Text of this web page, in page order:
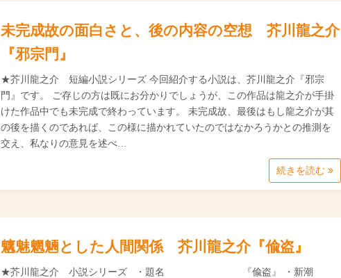
未完成故の面白さと、後の内容の空想 芥川龍之介
『邪宗門』
★芥川龍之介 短編小説シリーズ 今回紹介する小説は、芥川龍之介『邪宗
門』です。 ご存じの方は既にお分かりでしょうが、この作品は龍之介が手掛
けた作品中でも未完成で終わっています。 未完成故、最後はもし龍之介が其
の後を描くのであれば、この様に描かれていたのではなかろうかとの推測を
交え、私なりの意見を述べ…
続きを読む
魑魅魍魎とした人間関係 芥川龍之介『偸盗』
★芥川龍之介 小説シリーズ ・題名 『偸盗』 ・新潮